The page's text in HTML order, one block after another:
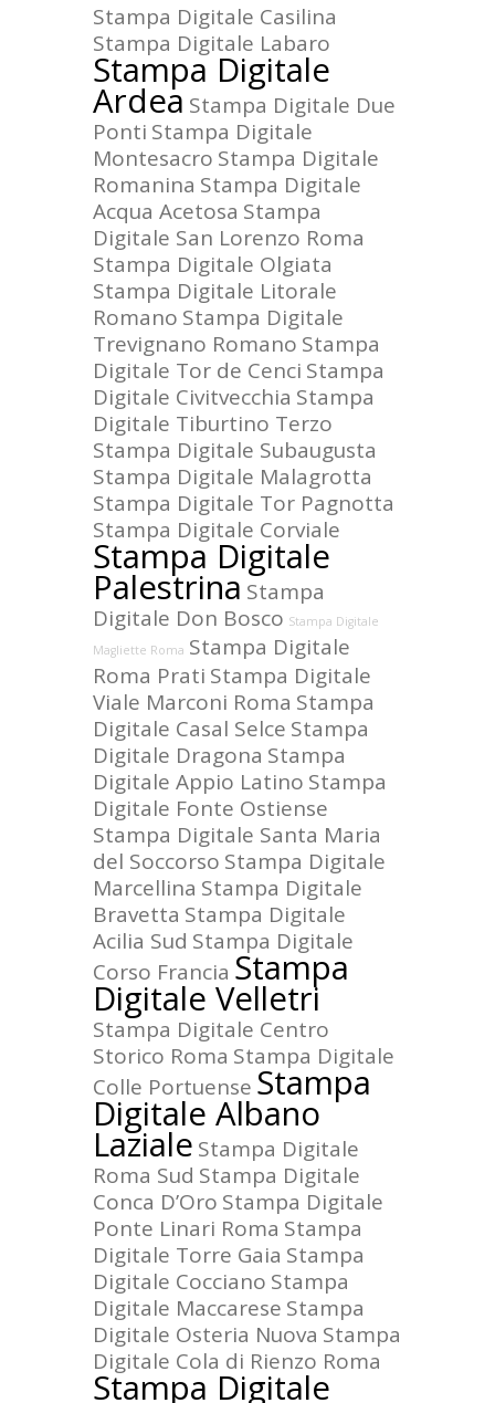
Stampa Digitale Casilina
Stampa Digitale Labaro
Stampa Digitale
Ardea Stampa Digitale Due
Ponti Stampa Digitale
Montesacro Stampa Digitale
Romanina Stampa Digitale
Acqua Acetosa Stampa
Digitale San Lorenzo Roma
Stampa Digitale Olgiata
Stampa Digitale Litorale
Romano Stampa Digitale
Trevignano Romano Stampa
Digitale Tor de Cenci Stampa
Digitale Civitvecchia Stampa
Digitale Tiburtino Terzo
Stampa Digitale Subaugusta
Stampa Digitale Malagrotta
Stampa Digitale Tor Pagnotta
Stampa Digitale Corviale
Stampa Digitale
Palestrina Stampa
Digitale Don Bosco Stampa Digitale
Magliette Roma Stampa Digitale
Roma Prati Stampa Digitale
Viale Marconi Roma Stampa
Digitale Casal Selce Stampa
Digitale Dragona Stampa
Digitale Appio Latino Stampa
Digitale Fonte Ostiense
Stampa Digitale Santa Maria
del Soccorso Stampa Digitale
Marcellina Stampa Digitale
Bravetta Stampa Digitale
Acilia Sud Stampa Digitale
Corso Francia Stampa
Digitale Velletri
Stampa Digitale Centro
Storico Roma Stampa Digitale
Colle Portuense Stampa
Digitale Albano
Laziale Stampa Digitale
Roma Sud Stampa Digitale
Conca D’Oro Stampa Digitale
Ponte Linari Roma Stampa
Digitale Torre Gaia Stampa
Digitale Cocciano Stampa
Digitale Maccarese Stampa
Digitale Osteria Nuova Stampa
Digitale Cola di Rienzo Roma
Stampa Digitale